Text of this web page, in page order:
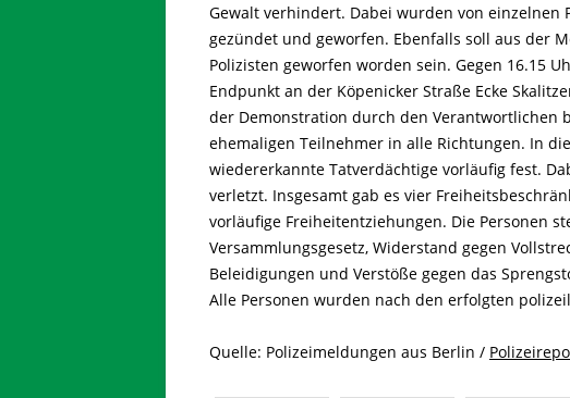
Gewalt verhindert. Dabei wurden von einzelnen
gezündet und geworfen. Ebenfalls soll aus der
Polizisten geworfen worden sein. Gegen 16.15
Endpunkt an der Köpenicker Straße Ecke
der Demonstration durch den Verantwortlichen
ehemaligen Teilnehmer in alle Richtungen. In
wiedererkannte Tatverdächtige vorläufig fest.
verletzt. Insgesamt gab es vier
vorläufige Freiheitentziehungen. Die Personen
Versammlungsgesetz, Widerstand gegen
Beleidigungen und Verstöße gegen das
Alle Personen wurden nach den erfolgten
Quelle: Polizeimeldungen aus Berlin /